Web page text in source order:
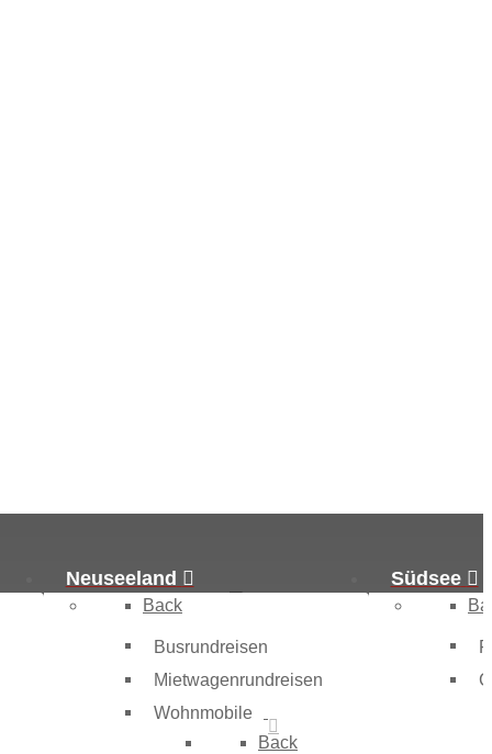
Hotline:
+49 (0)8031-
Neuseeland
Back
Busrundreisen
Mietwagenrundreisen
Wohnmobile
Back
Südsee